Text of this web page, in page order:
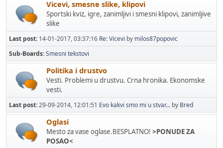
Vicevi, smesne slike, klipovi
Sportski kviz, igre, zanimljivi i smesni klipovi, zanimljive
slike
Last post: 14-01-2017, 03:37:16 Re: Vicevi by milos87popovic
Sub-Boards Smesni tekstovi
Politika i drustvo
Vesti. Problemi u drustvu. Crna hronika. Ekonomske
vesti.
Last post:29-09-2014, 12:01:51 Evo kakvi smo mi u stvar... by Bred
Oglasi
Mesto za vase oglase.BESPLATNO! >PONUDE ZA
POSAO<